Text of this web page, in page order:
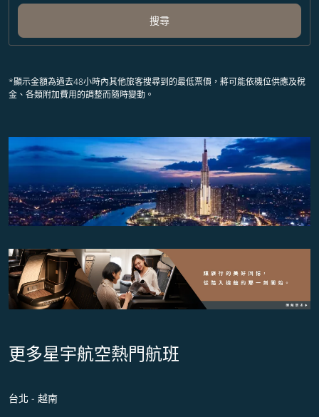
搜尋
*顯示金額為過去48小時內其他旅客搜尋到的最低票價，將可能依機位供應及稅
金、各類附加費用的調整而隨時變動。
更多星宇航空熱門航班
台北 - 越南